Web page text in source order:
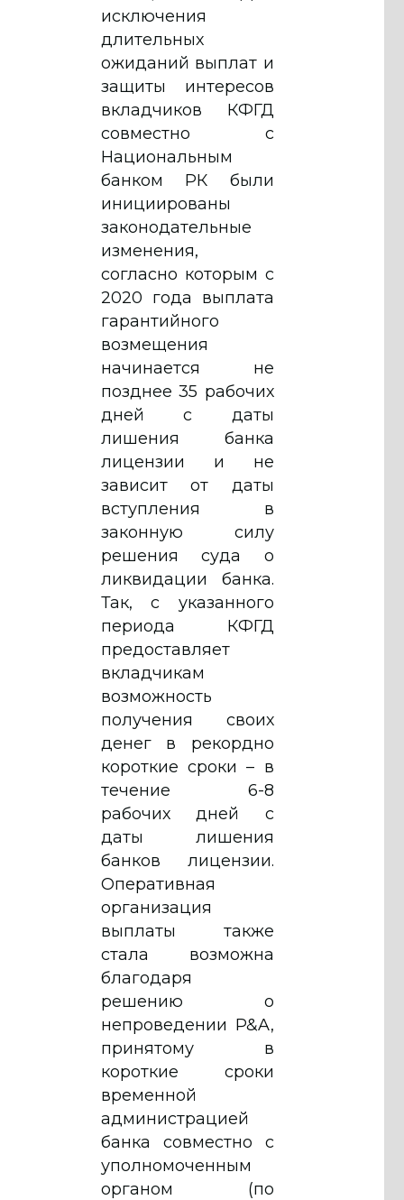
исключения
длительных
ожиданий выплат и
защиты интересов
вкладчиков КФГД
совместно с
Национальным
банком РК были
инициированы
законодательные
изменения,
согласно которым с
2020 года выплата
гарантийного
возмещения
начинается не
позднее 35 рабочих
дней с даты
лишения банка
лицензии и не
зависит от даты
вступления в
законную силу
решения суда о
ликвидации банка.
Так, с указанного
периода КФГД
предоставляет
вкладчикам
возможность
получения своих
денег в рекордно
короткие сроки – в
течение 6-8
рабочих дней с
даты лишения
банков лицензии.
Оперативная
организация
выплаты также
стала возможна
благодаря
решению о
непроведении P&A,
принятому в
короткие сроки
временной
администрацией
банка совместно с
уполномоченным
органом (по